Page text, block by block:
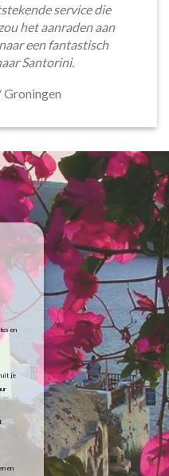
service die
het aanraden aan
een fantastisch
Santorini.
Groningen
en
je
en